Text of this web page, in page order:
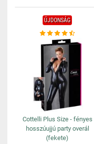
ÚJDONSÁG
Cottelli Plus Size - fényes
hosszúujjú party overál
(fekete)